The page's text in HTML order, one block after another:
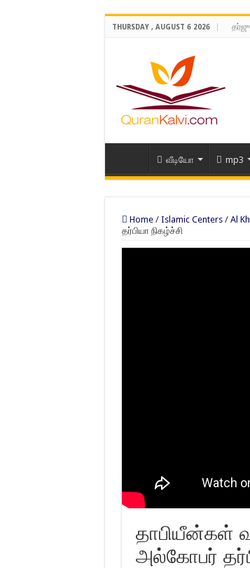
THURSDAY , AUGUST 6 2026
வீடியோ mp3
Home / Islamic Centers / Al
தர்பியா நிகழ்ச்சி
தாபியீன்கள்
அல்கோபர்